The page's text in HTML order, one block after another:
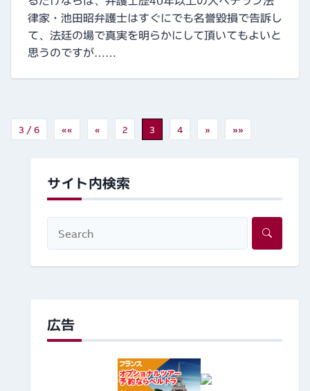
律家・池田昭弁護士はすぐにでも名誉毀損で告訴し
て、法廷の場で真実を明らかにして頂いてもよいと
思うのですが……
3 / 6 «« « 2 3 4 » »»
サイト内検索
広告